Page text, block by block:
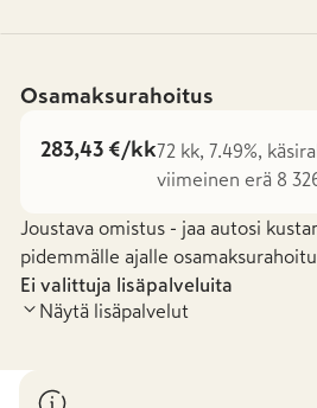
Osamaksurahoitus
283,43 €/kk72 kk, 7.49%,
viimeinen erä 8
Joustava omistus - jaa autosi
pidemmälle ajalle
Ei valittuja lisäpalveluita
Näytä lisäpalvelut